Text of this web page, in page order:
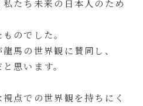
たち未来の日本人のため
のでした。
馬の世界観に賛同し、
思います。
点での世界観を持ちにく